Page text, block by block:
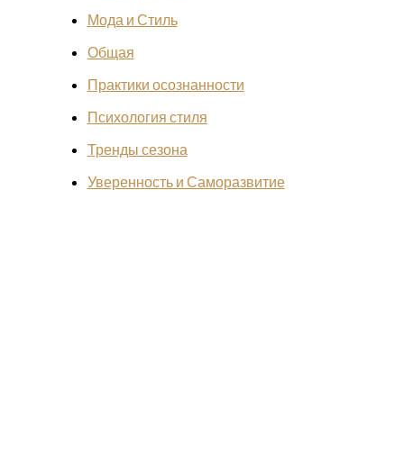
Мода и Стиль
Общая
Практики осознанности
Психология стиля
Тренды сезона
Уверенность и Саморазвитие